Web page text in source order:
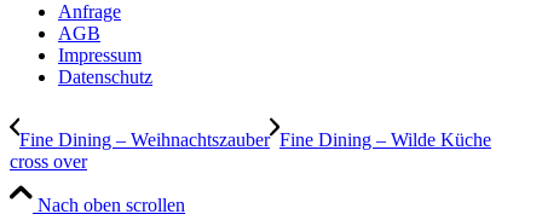
Anfrage
AGB
Impressum
Datenschutz
Fine Dining – Weihnachtszauber Fine Dining – Wilde Küche
cross over
Nach oben scrollen